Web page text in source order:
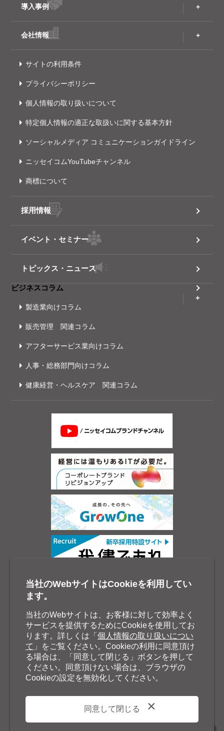
導入事例
会社情報
サイトの利用条件
プライバシーポリシー
個人情報の取り扱いについて
特定個人情報の適正な取扱いに関する基本方針
ソーシャルメディア コミュニケーションガイドライン
ニッセイコムYouTubeチャンネル
商標について
採用情報
イベント・セミナー
トピックス・ニュース
ビジネスコラム
製造業向けコラム
販売管理 関連コラム
アフターサービス業向けコラム
人事・総務部門向けコラム
健康経営・ヘルスケア 関連コラム
当社のWebサイトはCookieを利用してい
ます。
当社のWebサイトは、お客様に対して効率よく
サービスを提供するためにCookieを使用してお
ります。詳しくは「 個人情報の取り扱いについ
て 」をご覧ください。Cookieの利用に同意頂け
る場合は、「同意して閉じる」ボタンを押して
ください。同意頂けない場合は、ブラウザの
Cookieの設定を無効化してください。
同意して閉じる